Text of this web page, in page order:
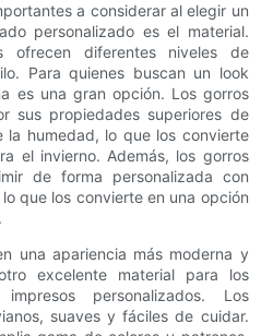
a considerar al elegir un
personalizado es el material.
ofrecen diferentes niveles de
Para quienes buscan un look
es una gran opción. Los gorros
sus propiedades superiores de
la humedad, lo que los convierte
el invierno. Además, los gorros
de forma personalizada con
que los convierte en una opción
una apariencia más moderna y
excelente material para los
personalizados. Los
suaves y fáciles de cuidar.